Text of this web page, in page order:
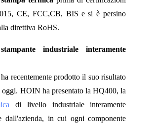
CE, FCC,CB, BIS e si è persino
direttiva RoHS.
industriale interamente
recentemente prodotto il suo risultato
HOIN ha presentato la HQ400, la
di livello industriale interamente
dall'azienda, in cui ogni componente